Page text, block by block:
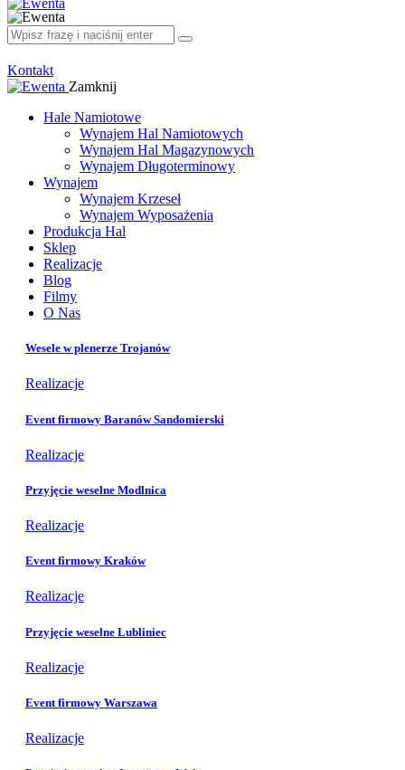
Kontakt
Zamknij
Hale Namiotowe
Wynajem Hal Namiotowych
Wynajem Hal Magazynowych
Wynajem Długoterminowy
Wynajem
Wynajem Krzeseł
Wynajem Wyposażenia
Produkcja Hal
Sklep
Realizacje
Blog
Filmy
O Nas
Wesele w plenerze Trojanów
Realizacje
Event firmowy Baranów Sandomierski
Realizacje
Przyjęcie weselne Modlnica
Realizacje
Event firmowy Kraków
Realizacje
Przyjęcie weselne Lubliniec
Realizacje
Event firmowy Warszawa
Realizacje